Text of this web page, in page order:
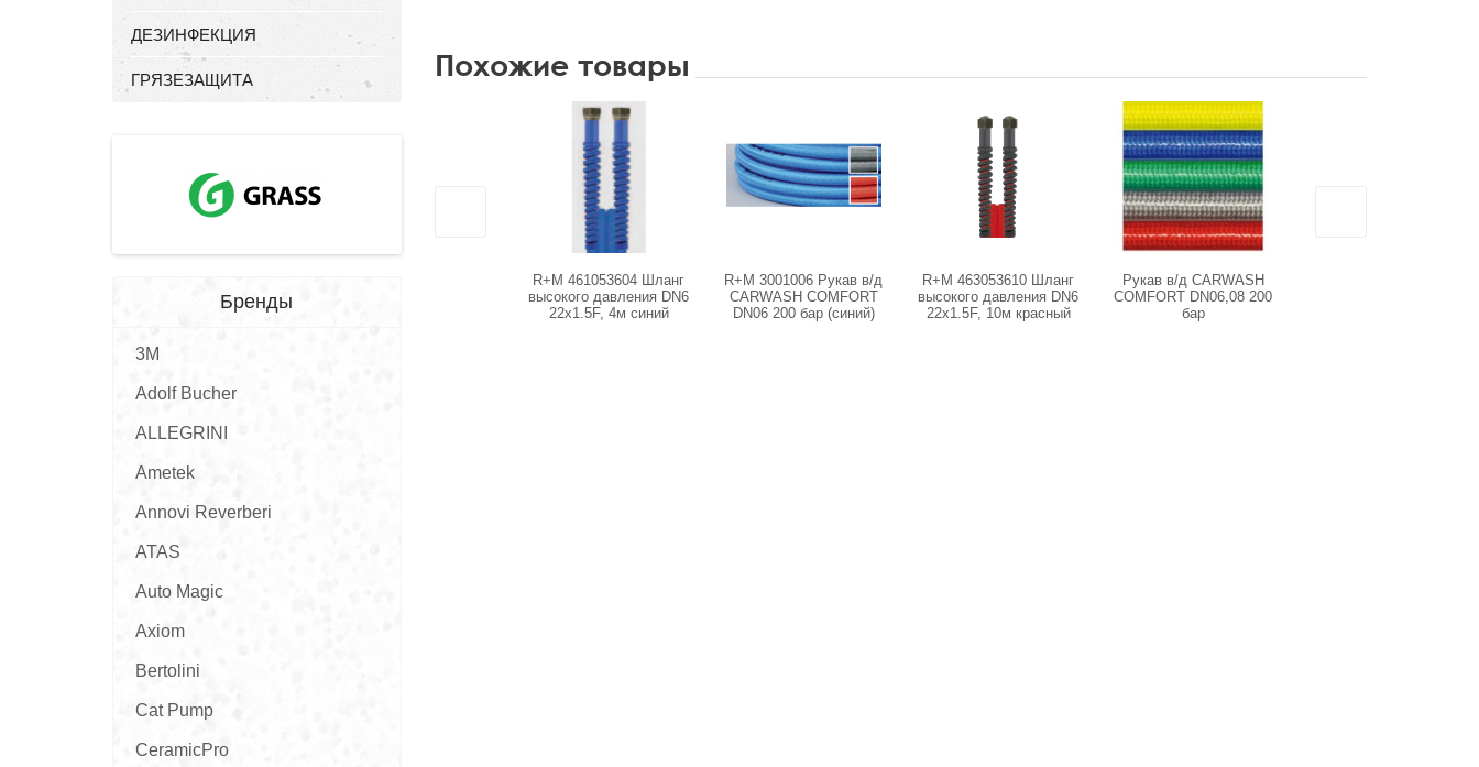
ДЕЗИНФЕКЦИЯ
ГРЯЗЕЗАЩИТА
Бренды
3M
Adolf Bucher
ALLEGRINI
Ametek
Annovi Reverberi
ATAS
Auto Magic
Axiom
Bertolini
Cat Pump
CeramicPro
Похожие товары
R+M 461053604 Шланг
высокого давления DN6
22х1.5F, 4м синий
R+M 3001006 Рукав в/д
CARWASH COMFORT
DN06 200 бар (синий)
R+M 463053610 Шланг
высокого давления DN6
22х1.5F, 10м красный
Рукав в/д CARWASH
COMFORT DN06,08 200
бар